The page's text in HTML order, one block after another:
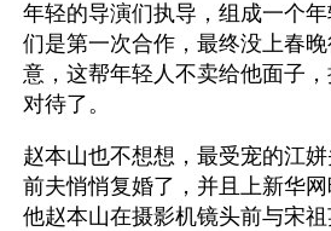
年轻的导演们执导，组成一个
们是第一次合作，最终没上春晚
意，这帮年轻人不卖给他面子
对待了。
赵本山也不想想，最受宠的江
前夫悄悄复婚了，并且上新华网
他赵本山在摄影机镜头前与宋祖